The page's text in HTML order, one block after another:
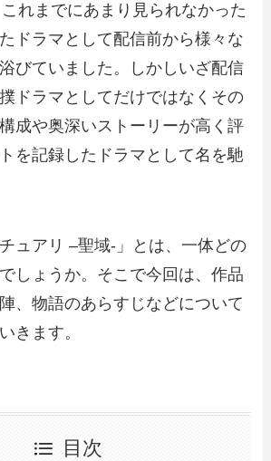
れまでにあまり見られなかった
ドラマとして配信前から様々な
びていました。しかしいざ配信
ドラマとしてだけではなくその
成や奥深いストーリーが高く評
を記録したドラマとして名を馳
ュアリ –聖域-」とは、一体どの
しょうか。そこで今回は、作品
、物語のあらすじなどについて
きます。
目次